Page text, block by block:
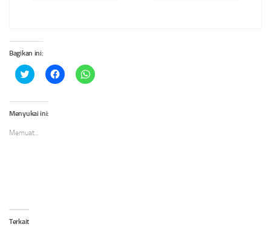
Bagikan ini:
Klik
untuk
Twitter(Membuka
di
jendela
baru)
Klik
untuk
Klik
untuk
Menyukai ini:
Memuat...
Terkait